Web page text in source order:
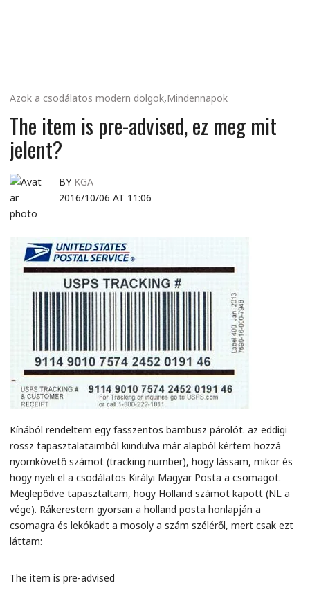
Azok a csodálatos modern dolgok,Mindennapok
The item is pre-advised, ez meg mit
jelent?
BY KGA
2016/10/06 AT 11:06
Kínából rendeltem egy fasszentos bambusz párolót. az eddigi
rossz tapasztalataimból kiindulva már alapból kértem hozzá
nyomkövető számot (tracking number), hogy lássam, mikor és
hogy nyeli el a csodálatos Királyi Magyar Posta a csomagot.
Meglepődve tapasztaltam, hogy Holland számot kapott (NL a
vége). Rákerestem gyorsan a holland posta honlapján a
csomagra és lekókadt a mosoly a szám széléről, mert csak ezt
láttam:
The item is pre-advised